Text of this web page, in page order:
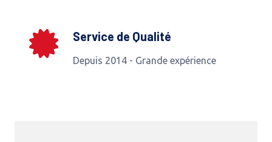
Service de Qualité
Depuis 2014 - Grande expérience